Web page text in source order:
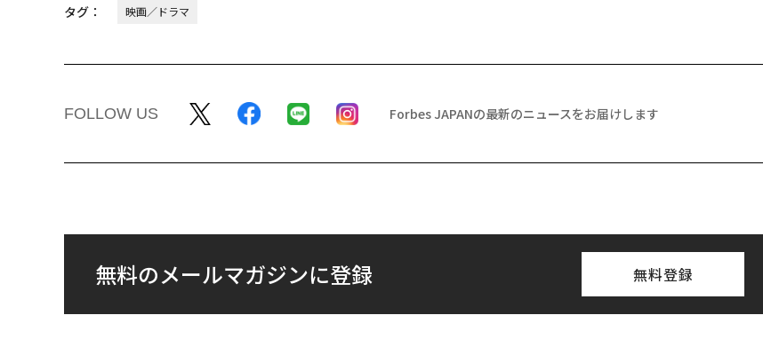
タグ： 映画／ドラマ
FOLLOW US Forbes JAPANの最新のニュースをお届けします
無料のメールマガジンに登録 無料登録